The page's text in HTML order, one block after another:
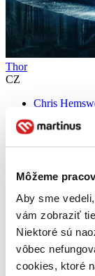
Môžeme
Aby sme
vám zobraziť
Niektoré sú
vôbec
cookies, ktoré
Thor
CZ
Chris
Anthony
Svět má spousty
arogantní válečník
rodného Asgardu
vydobyl nazpět,